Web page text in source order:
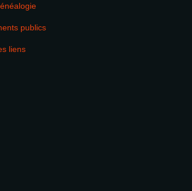
publics
liens